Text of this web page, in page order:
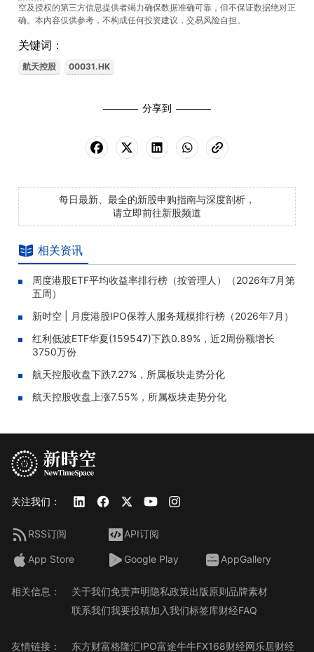
空及授权的第三方信息提供者竭力确保数据准确可靠，但不保证数据绝对正
确。本內容仅供参考，不构成任何投资建议，交易风险自担。
关键词：
航天控股 00031.HK
分享到
每日最新、最全的新股申购指南与深度剖析，
请立即前往新股频道
相关资讯
周度港股ETF平均收益率排行榜（按管理人）（2026年7月第
五周）
新时空 | 月度港股IPO保荐人服务规模排行榜（2026年7月）
红利低波ETF华夏(159547)下跌0.89%，近2周份额增长
3750万份
航天控股收盘下跌7.27%，所属板块走势分化
航天控股收盘上涨7.55%，所属板块走势分化
关注我们：
RSS订阅 API订阅
App Store Google Play AppGallery
相关信息： 关于我们免责声明隐私政策出版原则品牌素材
联系我们我要投稿加入我们标签库财经FAQ
友情链接： 东方财富格隆汇IPO富途牛牛FX168财经网乐居财经